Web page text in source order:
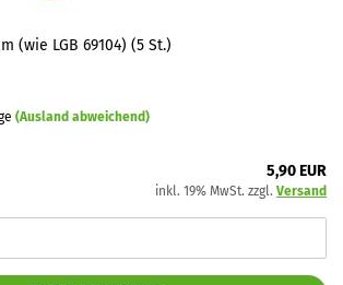
(wie LGB 69104) (5 St.)
(Ausland abweichend)
5,90 EUR
inkl. 19% MwSt. zzgl. Versand